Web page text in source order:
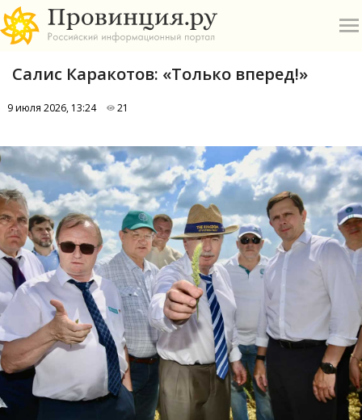
А
Б
В
Е
О
П
С
Салис Каракотов: «Только вперед!»
9 июля 2026, 13:24 21